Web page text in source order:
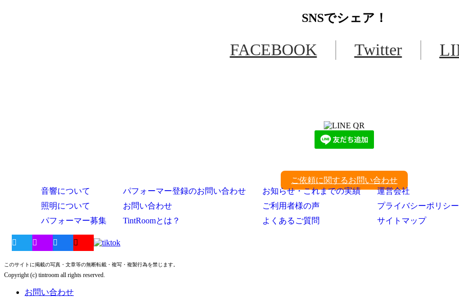
SNSでシェア！
FACEBOOK Twitter
ご依頼に関するお問い合わせ
音響について
照明について
パフォーマー募集
パフォーマー登録のお問い合わせ
お問い合わせ
TintRoomとは？
お知らせ・これまでの実績
ご利用者様の声
よくあるご質問
運営会社
プライバシーポリシー
サイトマップ
このサイトに掲載の写真・文章等の無断転載・複写・複製行為を禁じます。
Copyright (c) tintroom all rights reserved.
お問い合わせ